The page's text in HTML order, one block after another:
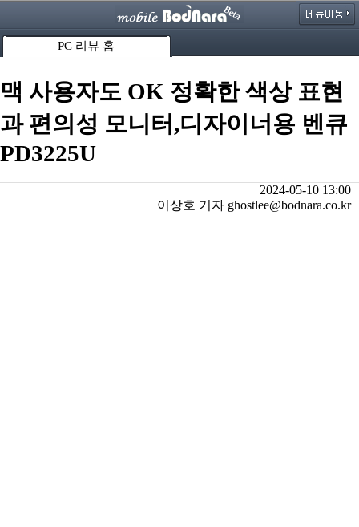
PC 리뷰 홈
맥 사용자도 OK 정확한 색상 표현
과 편의성 모니터,디자이너용 벤큐
PD3225U
2024-05-10 13:00
이상호 기자 ghostlee@bodnara.co.kr